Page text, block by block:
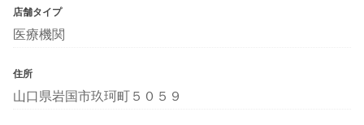
店舗タイプ
医療機関
住所
山口県岩国市玖珂町５０５９